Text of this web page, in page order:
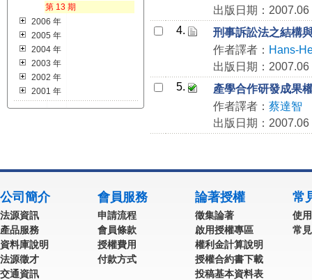
第 13 期
2006 年
2005 年
2004 年
2003 年
2002 年
2001 年
出版日期：2007.06
4.
刑事訴訟法之結構
作者譯者： Hans-
出版日期：2007.06
5.
產學合作研發成果
作者譯者： 蔡達智
出版日期：2007.06
公司簡介
法源資訊
產品服務
資料庫說明
法源徵才
交通資訊
會員服務
申請流程
會員條款
授權費用
付款方式
論著授權
徵集論著
啟用授權專區
權利金計算說明
授權合約書下載
投稿基本資料表
常
使
常